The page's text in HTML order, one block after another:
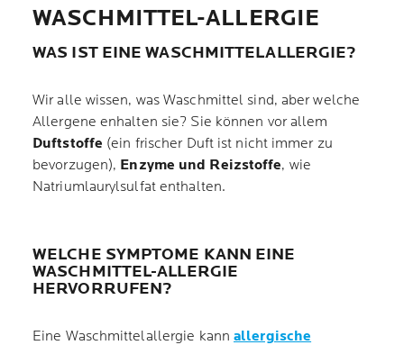
WASCHMITTEL-ALLERGIE
WAS IST EINE WASCHMITTELALLERGIE?
Wir alle wissen, was Waschmittel sind, aber welche
Allergene enhalten sie? Sie können vor allem
Duftstoffe (ein frischer Duft ist nicht immer zu
bevorzugen), Enzyme und Reizstoffe, wie
Natriumlaurylsulfat enthalten.
WELCHE SYMPTOME KANN EINE
WASCHMITTEL-ALLERGIE
HERVORRUFEN?
Eine Waschmittelallergie kann allergische